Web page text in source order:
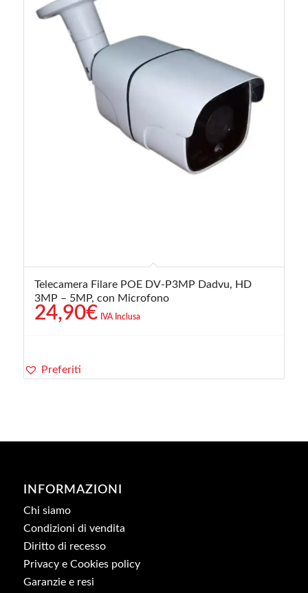
Telecamera Filare POE DV-P3MP Dadvu, HD
3MP – 5MP, con Microfono
24,90€ IVA Inclusa
Preferiti
INFORMAZIONI
Chi siamo
Condizioni di vendita
Diritto di recesso
Privacy e Cookies policy
Garanzie e resi